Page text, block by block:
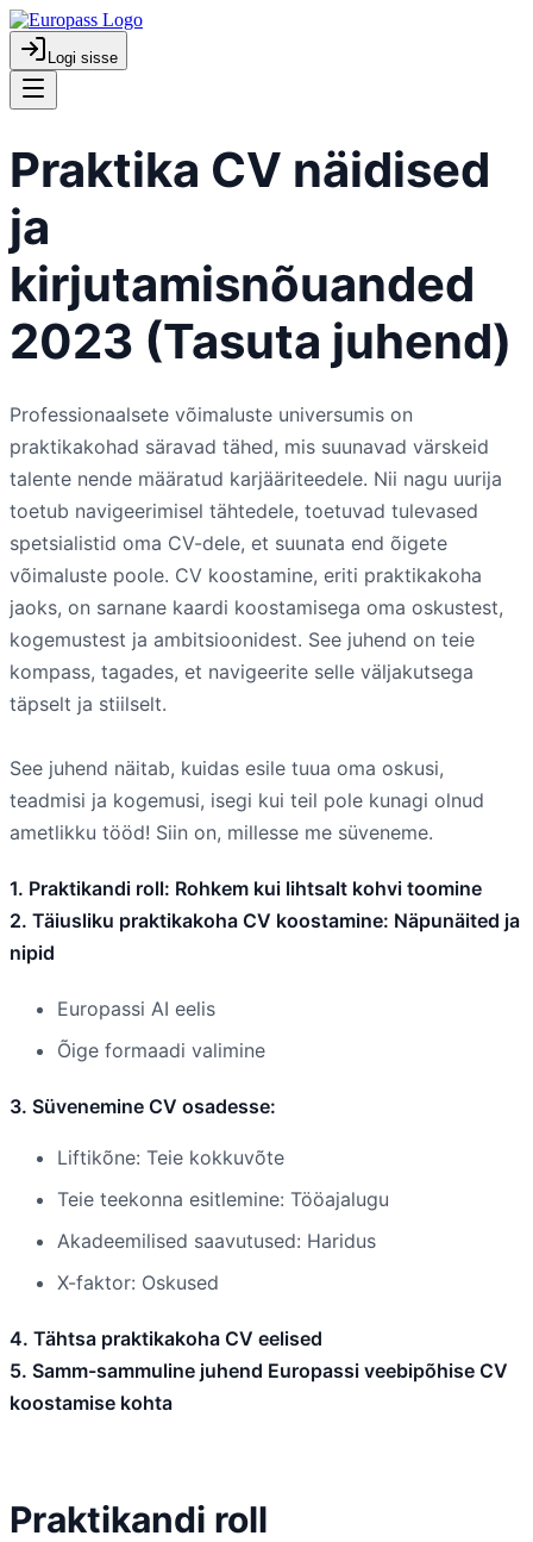
Logi sisse
Praktika CV näidised
ja
kirjutamisnõuanded
2023 (Tasuta juhend)
Professionaalsete võimaluste universumis on
praktikakohad säravad tähed, mis suunavad värskeid
talente nende määratud karjääriteedele. Nii nagu uurija
toetub navigeerimisel tähtedele, toetuvad tulevased
spetsialistid oma CV-dele, et suunata end õigete
võimaluste poole. CV koostamine, eriti praktikakoha
jaoks, on sarnane kaardi koostamisega oma oskustest,
kogemustest ja ambitsioonidest. See juhend on teie
kompass, tagades, et navigeerite selle väljakutsega
täpselt ja stiilselt.
See juhend näitab, kuidas esile tuua oma oskusi,
teadmisi ja kogemusi, isegi kui teil pole kunagi olnud
ametlikku tööd! Siin on, millesse me süveneme.
1. Praktikandi roll: Rohkem kui lihtsalt kohvi toomine
2. Täiusliku praktikakoha CV koostamine: Näpunäited ja
nipid
Europassi AI eelis
Õige formaadi valimine
3. Süvenemine CV osadesse:
Liftikõne: Teie kokkuvõte
Teie teekonna esitlemine: Tööajalugu
Akadeemilised saavutused: Haridus
X-faktor: Oskused
4. Tähtsa praktikakoha CV eelised
5. Samm-sammuline juhend Europassi veebipõhise CV
koostamise kohta
Praktikandi roll